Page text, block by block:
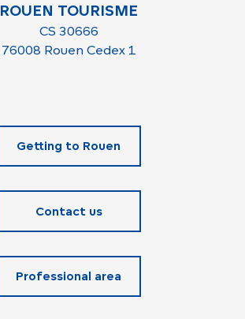
ROUEN TOURISME
CS 30666
76008 Rouen Cedex 1
Getting to Rouen
Contact us
Professional area